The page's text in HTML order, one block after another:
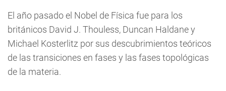
El año pasado el Nobel de Física fue para los
británicos David J. Thouless, Duncan Haldane y
Michael Kosterlitz por sus descubrimientos teóricos
de las transiciones en fases y las fases topológicas
de la materia.